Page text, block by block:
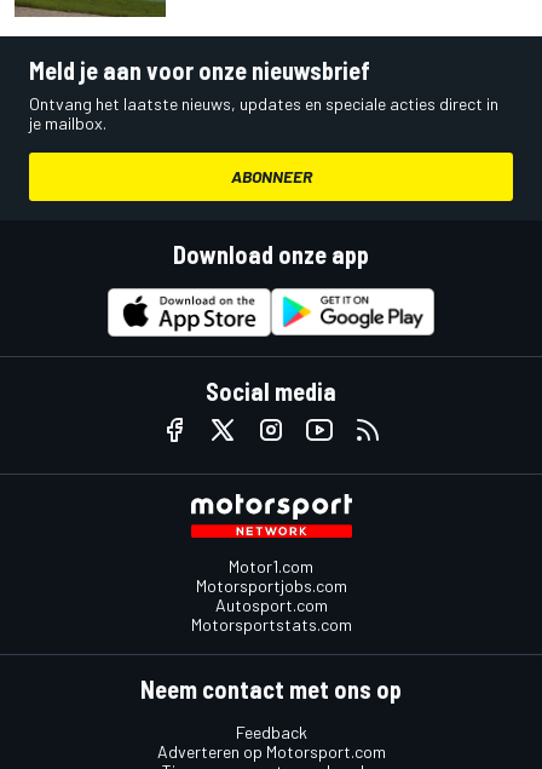
Meld je aan voor onze nieuwsbrief
Ontvang het laatste nieuws, updates en speciale acties direct in
je mailbox.
ABONNEER
Download onze app
Social media
Motor1.com
Motorsportjobs.com
Autosport.com
Motorsportstats.com
Neem contact met ons op
Feedback
Adverteren op Motorsport.com